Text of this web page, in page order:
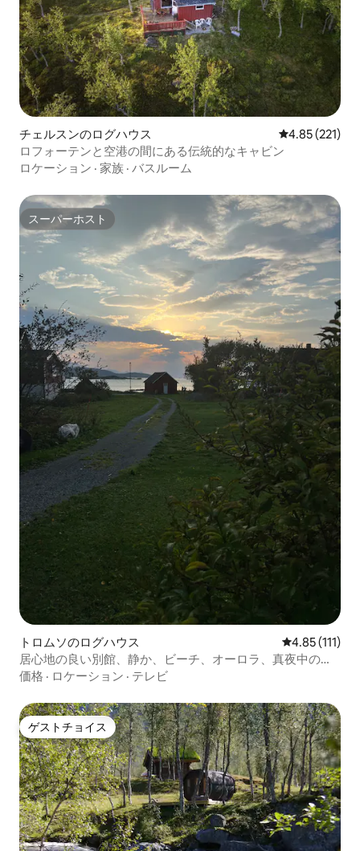
チェルスンのログハウス レビュー221
4.85 (221)
ロフォーテンと空港の間にある伝統的なキャビン
ロケーション · 家族 · バスルーム
スーパーホスト
スーパーホスト
トロムソのログハウス レビュー111
4.85 (111)
居心地の良い別館、静か、ビーチ、オーロラ、真夜中の太
陽
価格 · ロケーション · テレビ
ゲストチョイス
ゲストチョイス